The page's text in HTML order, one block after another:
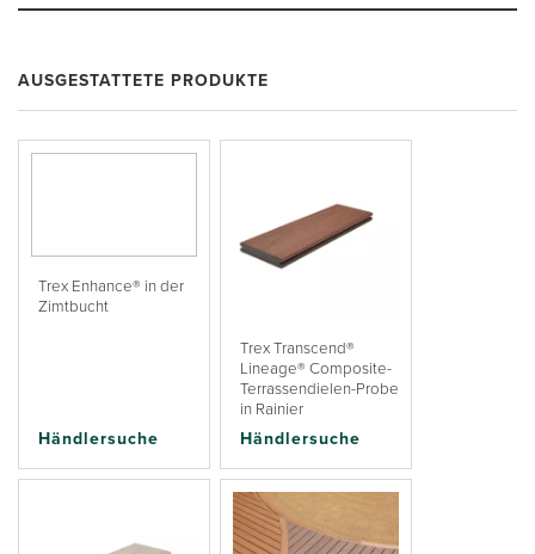
AUSGESTATTETE PRODUKTE
Trex Enhance® in der
Zimtbucht
Händlersuche
Trex Transcend®
Lineage® Composite-
Terrassendielen-Probe
in Rainier
Händlersuche